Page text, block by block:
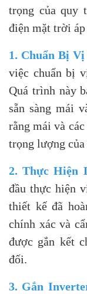
trọng của quy
điện mặt trời
1. Chuẩn Bị
việc chuẩn bị
Quá trình này
sẵn sàng mái
rằng mái và
trọng lượng của
2. Thực Hiện
đầu thực hiện
thiết kế đã
chính xác và
được gắn kết
đối.
3. Gắn